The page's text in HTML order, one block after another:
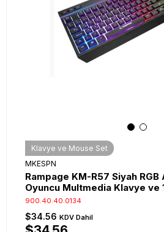
Klavye ve Mouse Set
MKESPN
Rampage KM-R57 Siyah RGB Aydınlatmalı Q
Oyuncu Multmedia Klavye ve
Gaming Set
900.40.40.0134
$34.56 KDV Dahil